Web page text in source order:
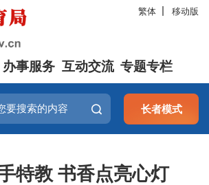
繁体 移动版
办事服务 互动交流 专题专栏
长者模式
特教 书香点亮心灯